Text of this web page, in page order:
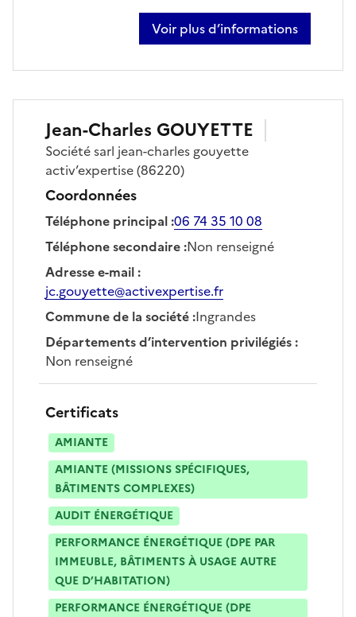
Voir plus d’informations
sur jérôme gauffreau
Jean-Charles GOUYETTE
Sociétésarl jean-charles gouyette
activ’expertise(86220)
Coordonnées
Téléphone principal:06 74 35 10 08
Téléphone secondaire:Non renseigné
Adresse e-mail:
jc.gouyette@activexpertise.fr
Commune de la société:Ingrandes
Départements d’intervention privilégiés:
Non renseigné
Certificats
AMIANTE
AMIANTE (MISSIONS SPÉCIFIQUES,
BÂTIMENTS COMPLEXES)
AUDIT ÉNERGÉTIQUE
PERFORMANCE ÉNERGÉTIQUE (DPE PAR
IMMEUBLE, BÂTIMENTS À USAGE AUTRE
QUE D’HABITATION)
PERFORMANCE ÉNERGÉTIQUE (DPE